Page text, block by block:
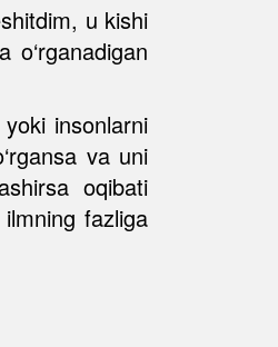
u kishi
insonlarni
va uni
oqibati
ilmning fazliga